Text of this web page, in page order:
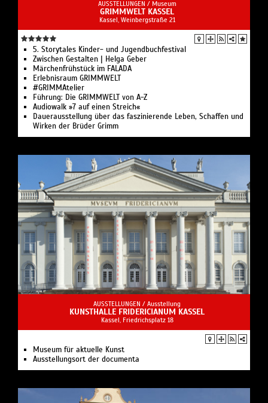
AUSSTELLUNGEN / Museum
GRIMMWELT KASSEL
Kassel, Weinbergstraße 21
5. Storytales Kinder- und Jugendbuchfestival
Zwischen Gestalten | Helga Geber
Märchenfrühstück im FALADA
Erlebnisraum GRIMMWELT
#GRIMMAtelier
Führung: Die GRIMMWELT von A-Z
Audiowalk »7 auf einen Streich«
Dauerausstellung über das faszinierende Leben, Schaffen und
Wirken der Brüder Grimm
AUSSTELLUNGEN / Ausstellung
KUNSTHALLE FRIDERICIANUM KASSEL
Kassel, Friedrichsplatz 18
Museum für aktuelle Kunst
Ausstellungsort der documenta